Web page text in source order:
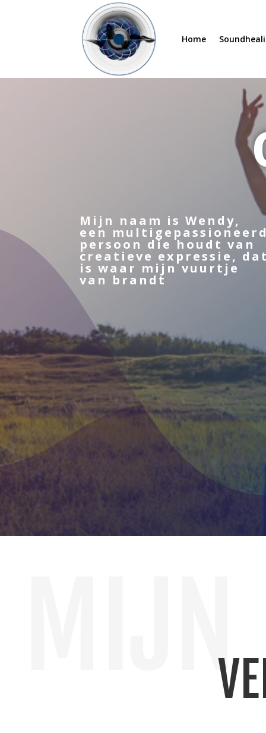
Home
Mijn naam is Wendy,
een
persoon die houdt van
creatieve expressie,
is waar mijn vuurtje
van brandt
MIJN